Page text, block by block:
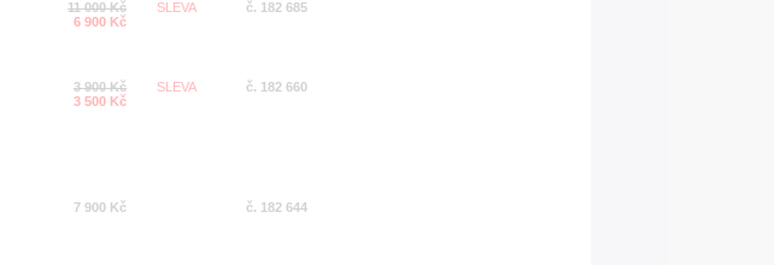
11 000 Kč
6 900 Kč
SLEVA č. 182 685
3 900 Kč
3 500 Kč
SLEVA č. 182 660
7 900 Kč č. 182 644